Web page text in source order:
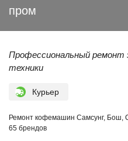
пром
Профессиональный ремонт
техники
Курьер
Ремонт кофемашин Самсунг, Бош,
65 брендов